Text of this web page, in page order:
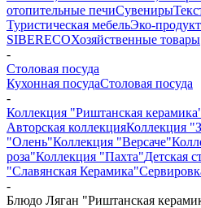
отопительные печиСувениры
Туристическая мебельЭко-
SIBERECOХозяйственные товары
-
Столовая посуда
Кухонная посудаСтоловая посуда
-
Коллекция "Риштанская
Авторская коллекцияКоллекция
"Олень"Коллекция "Версаче"
роза"Коллекция "Пахта"Детская
"Славянская Керамика"
-
Блюдо Ляган "Риштанская